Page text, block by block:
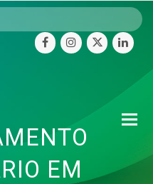
facebookinstagram
twitter
EM